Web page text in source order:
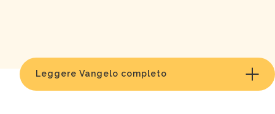
Leggere Vangelo completo